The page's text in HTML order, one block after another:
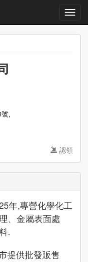
,
認領
年,專營化學化工
、金屬表面處
.
提供批發販售